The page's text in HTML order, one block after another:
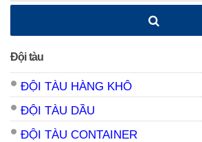
Đội tàu
ĐỘI TÀU HÀNG KHÔ
ĐỘI TÀU DẦU
ĐỘI TÀU CONTAINER